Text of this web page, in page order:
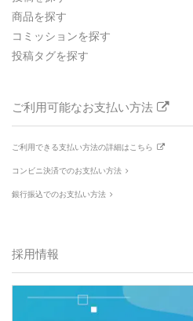
商品を探す
コミッションを探す
投稿タグを探す
ご利用可能なお支払い方法
ご利用できる支払い方法の詳細はこちら
コンビニ決済でのお支払い方法
銀行振込でのお支払い方法
採用情報